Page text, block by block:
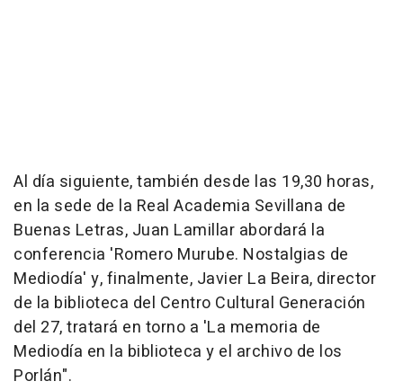
Al día siguiente, también desde las 19,30 horas,
en la sede de la Real Academia Sevillana de
Buenas Letras, Juan Lamillar abordará la
conferencia 'Romero Murube. Nostalgias de
Mediodía' y, finalmente, Javier La Beira, director
de la biblioteca del Centro Cultural Generación
del 27, tratará en torno a 'La memoria de
Mediodía en la biblioteca y el archivo de los
Porlán".